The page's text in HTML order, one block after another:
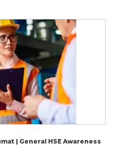
| General HSE Awareness